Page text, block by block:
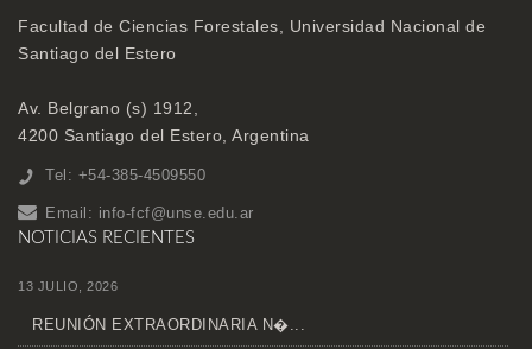
Facultad de Ciencias Forestales, Universidad Nacional de
Santiago del Estero
Av. Belgrano (s) 1912,
4200 Santiago del Estero, Argentina
Tel: +54-385-4509550
Email: info-fcf@unse.edu.ar
NOTICIAS RECIENTES
13 JULIO, 2026
REUNIÓN EXTRAORDINARIA N�...